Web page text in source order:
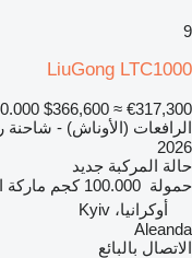
9
LiuGong LTC1000
$366,600 ≈ €317,300
الرافعات (الأوناش) - شاحنة
2026
حالة المركبة جديد
حمولة 100.000 كجم ماركة
أوكرانيا، Kyiv
Aleanda
الاتصال بالبائع